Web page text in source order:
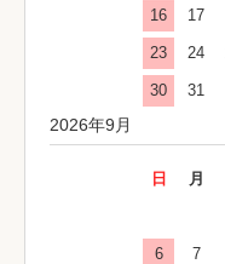
16 17
23 24
30 31
2026年9月
日 月
6 7